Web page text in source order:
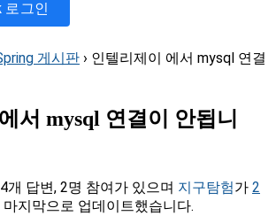
로그인
게시판 › 인텔리제이 에서 mysql 연결
서 mysql 연결이 안됩니
개 답변, 2명 참여가 있으며 지구탐험가 2
마지막으로 업데이트했습니다.